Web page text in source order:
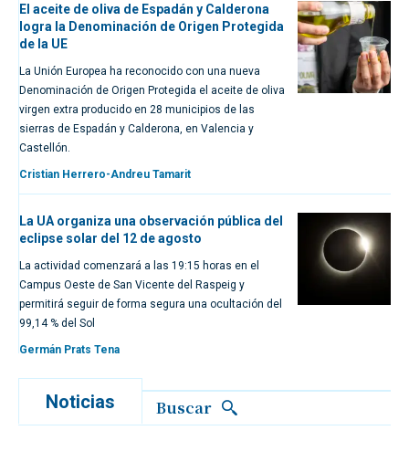
El aceite de oliva de Espadán y Calderona
logra la Denominación de Origen Protegida
de la UE
La Unión Europea ha reconocido con una nueva
Denominación de Origen Protegida el aceite de oliva
virgen extra producido en 28 municipios de las
sierras de Espadán y Calderona, en Valencia y
Castellón.
Cristian Herrero-Andreu Tamarit
La UA organiza una observación pública del
eclipse solar del 12 de agosto
La actividad comenzará a las 19:15 horas en el
Campus Oeste de San Vicente del Raspeig y
permitirá seguir de forma segura una ocultación del
99,14 % del Sol
Germán Prats Tena
Noticias Buscar